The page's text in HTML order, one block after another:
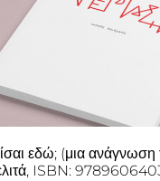
εδώ; (μια
ISBN: